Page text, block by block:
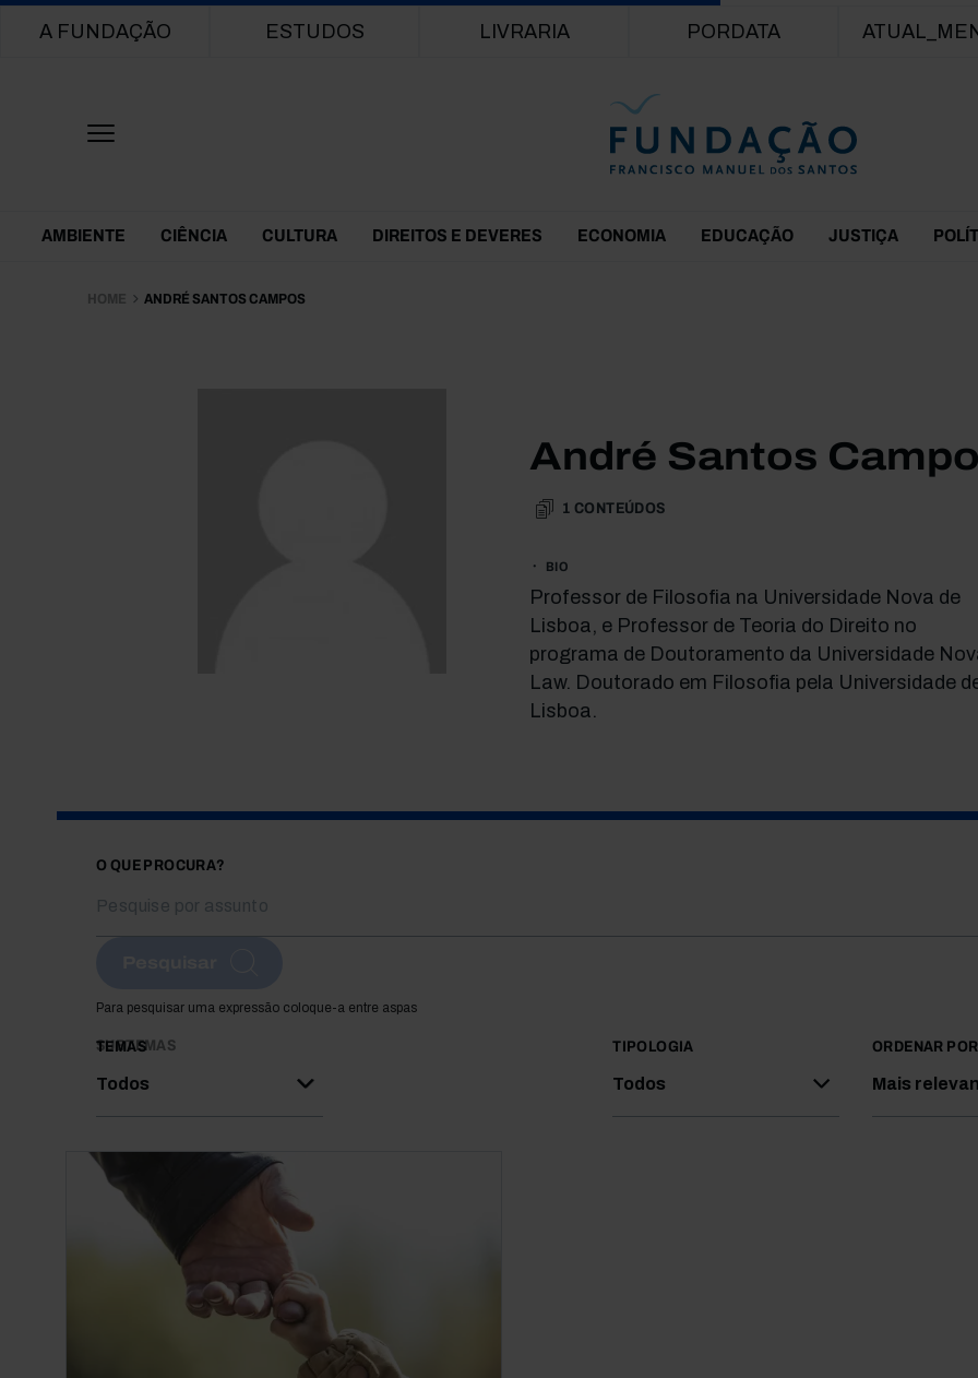
Main navigation
A FUNDAÇÃO ESTUDOS LIVRARIA PORDATA
Themes Menu
AMBIENTE CIÊNCIA CULTURA DIREITOS E DEVERES ECONOMIA EDUCAÇÃO JUSTIÇA
HOME ANDRÉ SANTOS CAMPOS
André Santos
1 CONTEÚDOS
BIO
Professor de Filosofia na Universidade Nova de
Lisboa, e Professor de Teoria do Direito no
programa de Doutoramento da Universidade
Law. Doutorado em Filosofia pela Universidade
Lisboa.
O QUE PROCURA?
Para pesquisar uma expressão coloque-a entre aspas
TEMAS
Todos
SUBTEMAS TIPOLOGIA
Todos
ORDENAR POR
Mais